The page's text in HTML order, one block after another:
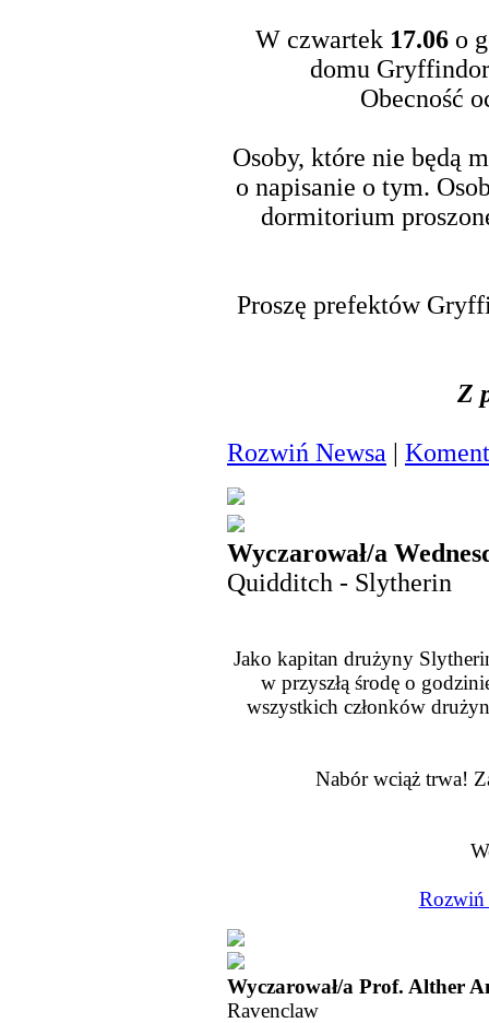
W czwartek17.06o
domu
Obecność
Osoby, które nie będą
o napisanie o tym.
dormitorium
Proszę prefektów
Z
Rozwiń Newsa |
Wyczarował/a
Quidditch - Slytherin
Jako kapitan drużyny
w przyszłą środę o
wszystkich członków
Nabór wciąż trwa!
Rozwiń
Wyczarował/a Prof. Alther
Ravenclaw